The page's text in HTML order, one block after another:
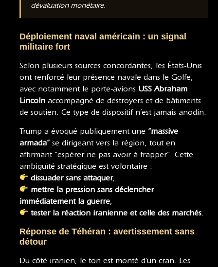
dévaluation monétaire.
Déploiement naval américain : un signal
militaire fort
Selon plusieurs sources concordantes, les États-Unis
ont renforcé leur présence navale dans le Golfe,
avec notamment le porte-avions USS Abraham
Lincoln accompagné de destroyers et de bâtiments
de soutien. Ce type de dispositif n’est jamais anodin.
Trump a évoqué publiquement une “massive
armada”se dirigeant vers la région, tout en
affirmant “espérer ne pas avoir à frapper”. Cette
ambiguïté stratégique est volontaire :
dissuader sans attaquer,
mettre la pression sans déclencher
immédiatement la guerre,
tester la réaction iranienne et celle des marchés.
Réponse de Téhéran : avertissement sans
détour
Du côté iranien, le ton est monté d’un cran. Les